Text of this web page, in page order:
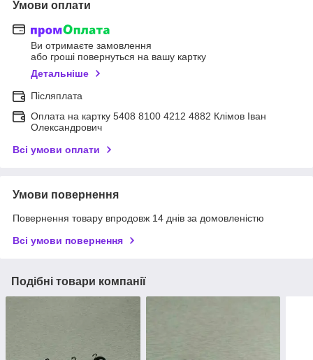
Умови оплати
Ви отримаєте замовлення
або гроші повернуться на вашу картку
Детальніше
Післяплата
Оплата на картку 5408 8100 4212 4882 Клімов Іван
Олександрович
Всі умови оплати
Умови повернення
Повернення товару впродовж 14 днів за домовленістю
Всі умови повернення
Подібні товари компанії